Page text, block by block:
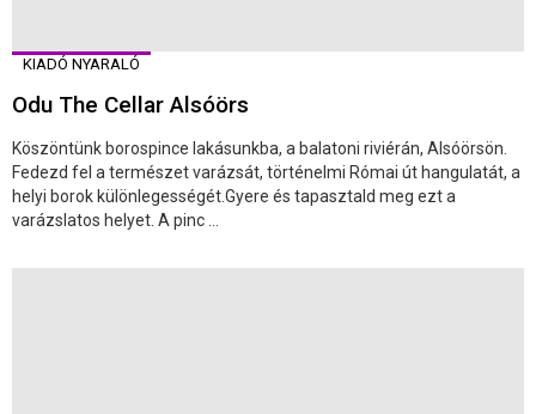
KIADÓ NYARALÓ
Odu The Cellar Alsóörs
Köszöntünk borospince lakásunkba, a balatoni riviérán, Alsóörsön.
Fedezd fel a természet varázsát, történelmi Római út hangulatát, a
helyi borok különlegességét.Gyere és tapasztald meg ezt a
varázslatos helyet. A pinc ...